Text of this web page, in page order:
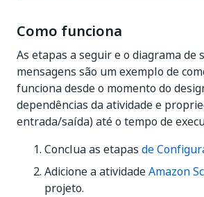
Como funciona
As etapas a seguir e o diagrama de
mensagens são um exemplo de
funciona desde o momento do
dependências da atividade e
entrada/saída) até o tempo de
Conclua as etapas de
Adicione a atividadeAmazon
projeto.